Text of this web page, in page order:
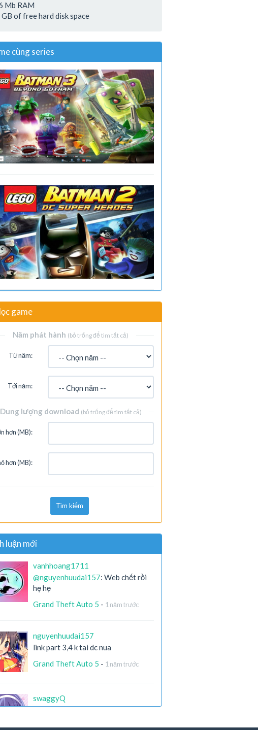
Mb RAM
GB of free hard disk space
cùng series
game
Năm phát hành (bỏ trống để tìm tất cả)
Từ năm:
Tới năm:
Dung lượng download (bỏ trống để tìm tất cả)
hơn (MB):
hơn (MB):
Tìm kiếm
luận mới
vanhhoang1711
@nguyenhuudai157: Web chết rồi
hẹ hẹ
Grand Theft Auto 5 - 1 năm trước
nguyenhuudai157
link part 3,4 k tai dc nua
Grand Theft Auto 5 - 1 năm trước
swaggyQ
X-Men Origins: Wolverine-2 năm